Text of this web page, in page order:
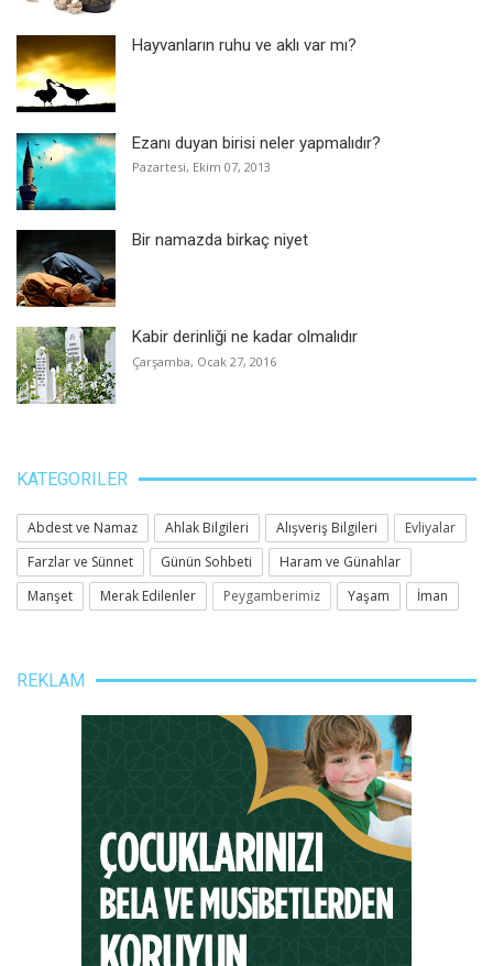
Hayvanların ruhu ve aklı var mı?
Ezanı duyan birisi neler yapmalıdır?
Pazartesi, Ekim 07, 2013
Bir namazda birkaç niyet
Kabir derinliği ne kadar olmalıdır
Çarşamba, Ocak 27, 2016
KATEGORILER
Abdest ve Namaz Ahlak Bilgileri Alışveriş Bilgileri
Evliyalar
Farzlar ve Sünnet
Günün Sohbeti
Haram ve Günahlar
Manşet
Merak Edilenler Peygamberimiz Yaşam İman
REKLAM